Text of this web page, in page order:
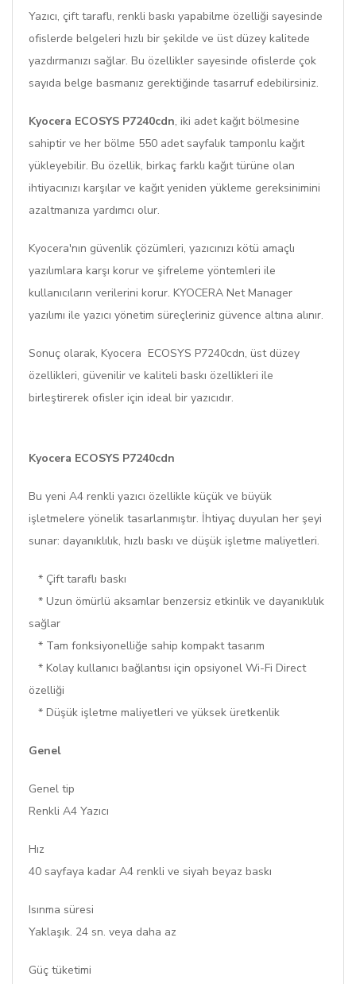
Yazıcı, çift taraflı, renkli baskı yapabilme özelliği sayesinde
ofislerde belgeleri hızlı bir şekilde ve üst düzey kalitede
yazdırmanızı sağlar. Bu özellikler sayesinde ofislerde çok
sayıda belge basmanız gerektiğinde tasarruf edebilirsiniz.
Kyocera ECOSYS P7240cdn, iki adet kağıt bölmesine
sahiptir ve her bölme 550 adet sayfalık tamponlu kağıt
yükleyebilir. Bu özellik, birkaç farklı kağıt türüne olan
ihtiyacınızı karşılar ve kağıt yeniden yükleme gereksinimini
azaltmanıza yardımcı olur.
Kyocera'nın güvenlik çözümleri, yazıcınızı kötü amaçlı
yazılımlara karşı korur ve şifreleme yöntemleri ile
kullanıcıların verilerini korur. KYOCERA Net Manager
yazılımı ile yazıcı yönetim süreçleriniz güvence altına alınır.
Sonuç olarak, Kyocera ECOSYS P7240cdn, üst düzey
özellikleri, güvenilir ve kaliteli baskı özellikleri ile
birleştirerek ofisler için ideal bir yazıcıdır.
Kyocera ECOSYS P7240cdn
Bu yeni A4 renkli yazıcı özellikle küçük ve büyük
işletmelere yönelik tasarlanmıştır. İhtiyaç duyulan her şeyi
sunar: dayanıklılık, hızlı baskı ve düşük işletme maliyetleri.
* Çift taraflı baskı
* Uzun ömürlü aksamlar benzersiz etkinlik ve dayanıklılık
sağlar
* Tam fonksiyonelliğe sahip kompakt tasarım
* Kolay kullanıcı bağlantısı için opsiyonel Wi-Fi Direct
özelliği
* Düşük işletme maliyetleri ve yüksek üretkenlik
Genel
Genel tip
Renkli A4 Yazıcı
Hız
40 sayfaya kadar A4 renkli ve siyah beyaz baskı
Isınma süresi
Yaklaşık. 24 sn. veya daha az
Güç tüketimi